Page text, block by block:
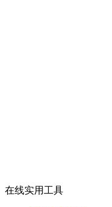
在线实用工具